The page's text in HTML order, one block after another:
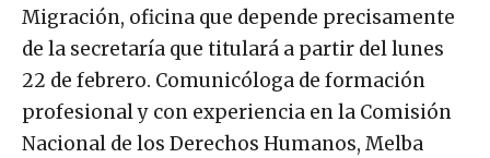
Migración, oficina que depende precisamente
de la secretaría que titulará a partir del lunes
22 de febrero. Comunicóloga de formación
profesional y con experiencia en la Comisión
Nacional de los Derechos Humanos, Melba